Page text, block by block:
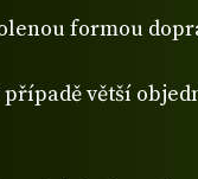
formou
větší